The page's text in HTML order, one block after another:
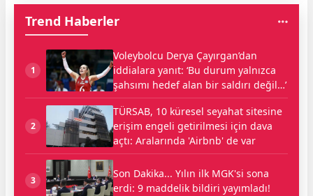
Trend Haberler
1
Voleybolcu Derya Çayırgan’dan
iddialara yanıt: ‘Bu durum yalnızca
şahsımı hedef alan bir saldırı değil…’
2
TÜRSAB, 10 küresel seyahat sitesine
erişim engeli getirilmesi için dava
açtı: Aralarında 'Airbnb' de var
3
Son Dakika... Yılın ilk MGK'si sona
erdi: 9 maddelik bildiri yayımladı!